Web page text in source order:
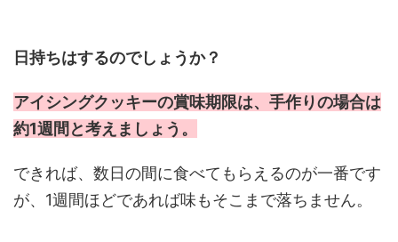
日持ちはするのでしょうか？
アイシングクッキーの賞味期限は、手作りの場合は
約1週間と考えましょう。
できれば、数日の間に食べてもらえるのが一番です
が、1週間ほどであれば味もそこまで落ちません。